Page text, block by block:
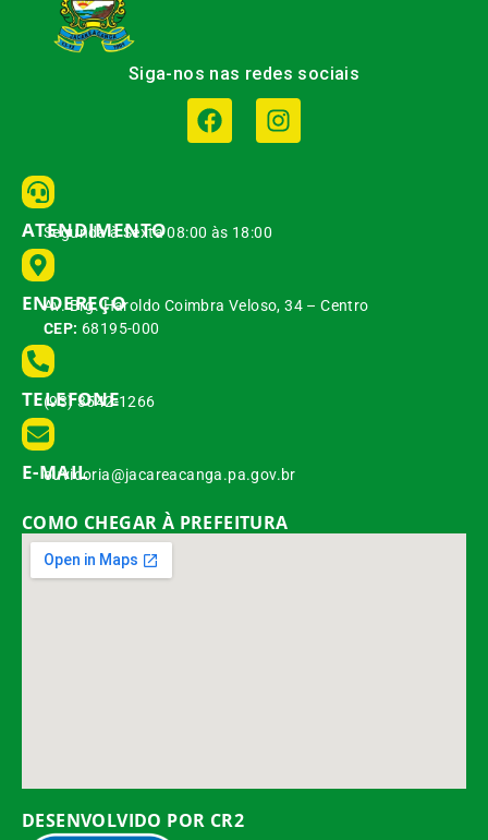
Siga-nos nas redes sociais
ATENDIMENTO
Segunda à Sexta 08:00 às 18:00
ENDEREÇO
Av. Brg. Haroldo Coimbra Veloso, 34 – Centro
CEP: 68195-000
TELEFONE
(93) 3542-1266
E-MAIL
ouvidoria@jacareacanga.pa.gov.br
COMO CHEGAR À PREFEITURA
DESENVOLVIDO POR CR2